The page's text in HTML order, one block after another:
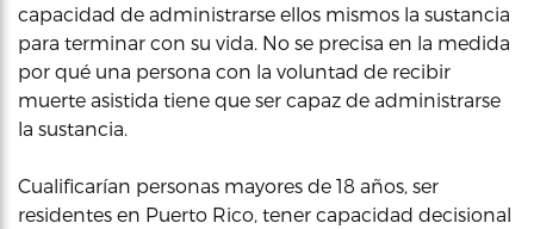
capacidad de administrarse ellos mismos la sustancia
para terminar con su vida. No se precisa en la medida
por qué una persona con la voluntad de recibir
muerte asistida tiene que ser capaz de administrarse
la sustancia.
Cualificarían personas mayores de 18 años, ser
residentes en Puerto Rico, tener capacidad decisional